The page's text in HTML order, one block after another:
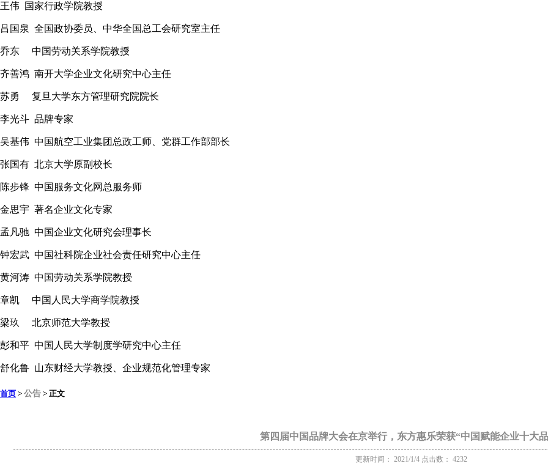
王伟 国家行政学院教授
吕国泉 全国政协委员、中华全国总工会研究室主任
乔东 中国劳动关系学院教授
齐善鸿 南开大学企业文化研究中心主任
苏勇 复旦大学东方管理研究院院长
李光斗 品牌专家
吴基伟 中国航空工业集团总政工师、党群工作部部长
张国有 北京大学原副校长
陈步锋 中国服务文化网总服务师
金思宇 著名企业文化专家
孟凡驰 中国企业文化研究会理事长
钟宏武 中国社科院企业社会责任研究中心主任
黄河涛 中国劳动关系学院教授
章凯 中国人民大学商学院教授
梁玖 北京师范大学教授
彭和平 中国人民大学制度学研究中心主任
舒化鲁 山东财经大学教授、企业规范化管理专家
首页 > 公告 > 正文
第四届中国品牌大会在京举行，东方惠乐荣获“中国赋能企业十大
更新时间： 2021/1/4 点击数： 4232